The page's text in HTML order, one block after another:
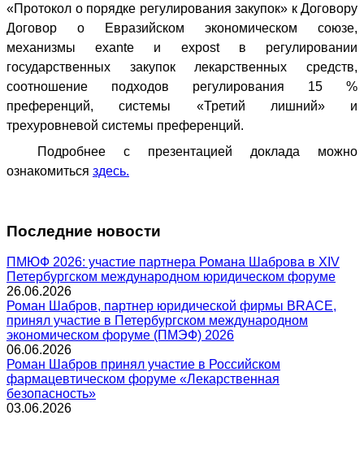
«Протокол о порядке регулирования закупок» к Договору
Договор о Евразийском экономическом союзе,
механизмыexante и expostв регулировании
государственных закупок лекарственных средств,
соотношение подходов регулирования 15 %
преференций, системы «Третий лишний» и
трехуровневой системы преференций.
Подробнее с презентацией доклада можно
ознакомиться здесь.
Последние новости
ПМЮФ 2026: участие партнера Романа Шаброва в XIV
Петербургском международном юридическом форуме
26.06.2026
Роман Шабров, партнер юридической фирмы BRACE,
принял участие в Петербургском международном
экономическом форуме (ПМЭФ) 2026
06.06.2026
Роман Шабров принял участие в Российском
фармацевтическом форуме «Лекарственная
безопасность»
03.06.2026